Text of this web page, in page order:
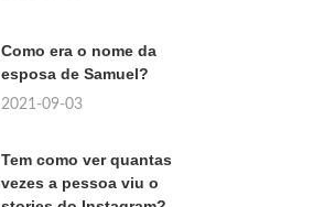
Como era o nome da
esposa de Samuel?
2021-09-03
Tem como ver quantas
vezes a pessoa viu o